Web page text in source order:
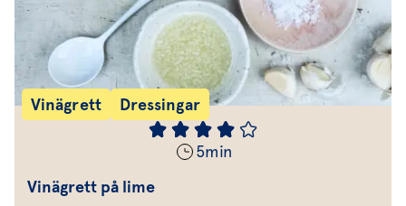
Vinägrett Dressingar
5min
Vinägrett på lime